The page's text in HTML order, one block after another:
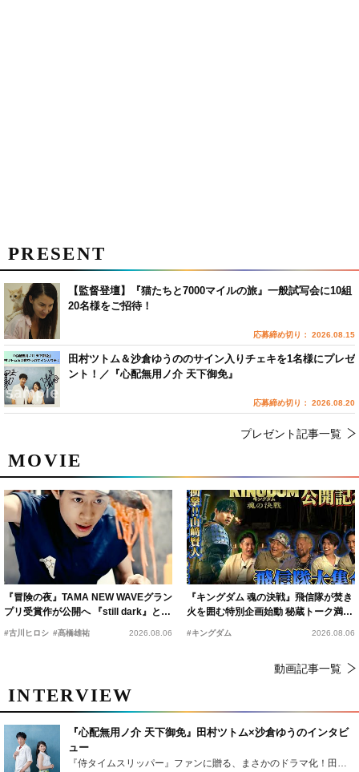
MOVIE
『冒険の夜』TAMA NEW WAVEグラン
プリ受賞作が公開へ 『still dark』と同
時上映決定
#古川ヒロシ #髙橋雄祐 2026.08.06
『キングダム 魂の決戦』飛信隊が焚き
火を囲む特別企画始動 秘蔵トーク満載
の“キングダムキャンプ”開催
#キングダム 2026.08.06
動画記事一覧
INTERVIEW
『心配無用ノ介 天下御免』田村ツトム×沙倉ゆうのインタビ
ュー
『侍タイムスリッパー』ファンに贈る、まさかのドラマ化！田村ツトム×沙倉ゆうのが語る『心配無用ノ介』撮影秘話
PRESENT
【監督登壇】『猫たちと7000マイルの旅』一般試写会に10組
20名様をご招待！
応募締め切り： 2026.08.15
田村ツトム＆沙倉ゆうののサイン入りチェキを1名様にプレゼ
ント！／『心配無用ノ介 天下御免』
応募締め切り： 2026.08.20
プレゼント記事一覧